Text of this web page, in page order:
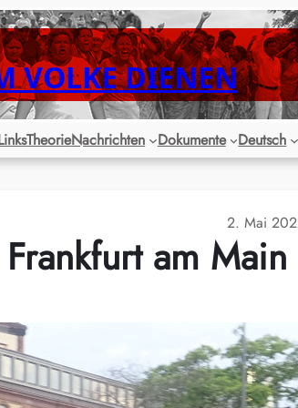
VOLKE DIENEN
TheorieNachrichten Dokumente Deutsch
2. Mai
am Main